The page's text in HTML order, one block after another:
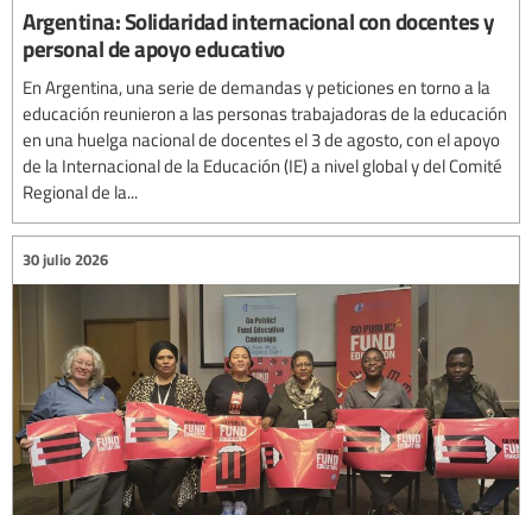
Argentina: Solidaridad internacional con docentes y
personal de apoyo educativo
En Argentina, una serie de demandas y peticiones en torno a la
educación reunieron a las personas trabajadoras de la educación
en una huelga nacional de docentes el 3 de agosto, con el apoyo
de la Internacional de la Educación (IE) a nivel global y del Comité
Regional de la...
30 julio 2026